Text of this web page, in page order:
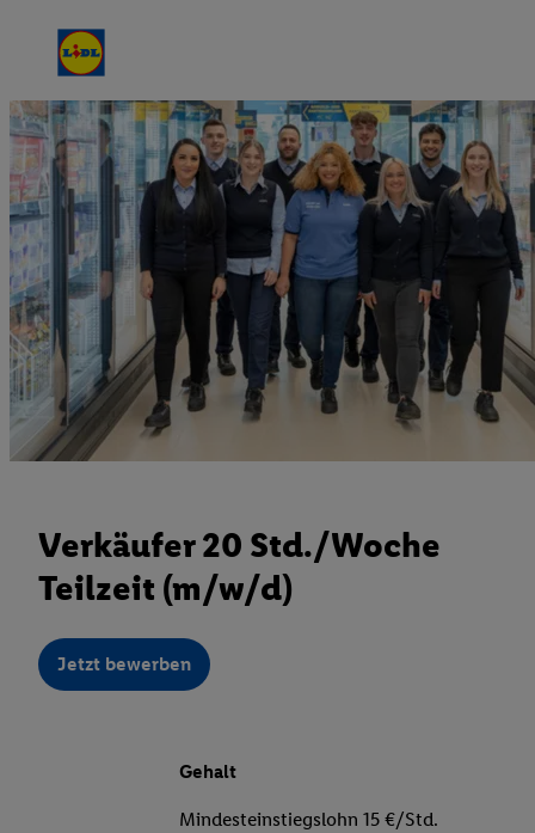
Verkäufer 20 Std./Woche
Teilzeit (m/w/d)
Jetzt bewerben
Gehalt
Mindesteinstiegslohn 15 €/Std.